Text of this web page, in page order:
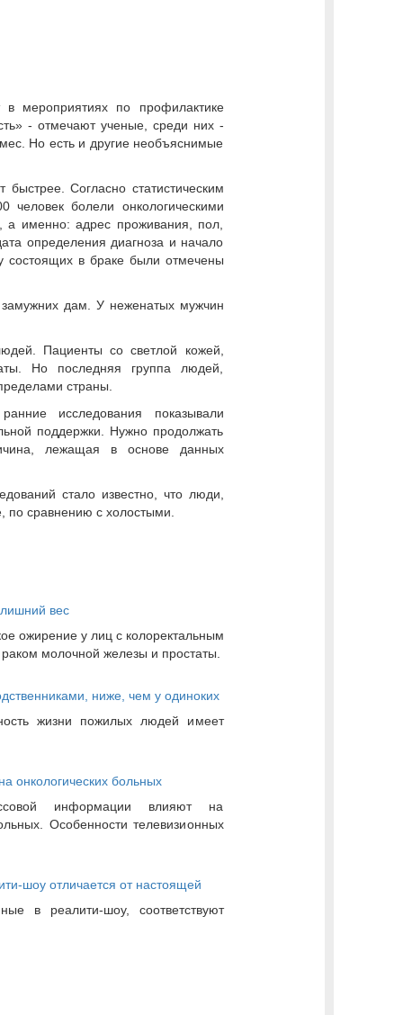
в мероприятиях по профилактике
- отмечают ученые, среди них -
Но есть и другие необъяснимые
Согласно статистическим
болели онкологическими
а именно: адрес проживания, пол,
определения диагноза и начало
состоящих в браке были отмечены
дам. У неженатых мужчин
Пациенты со светлой кожей,
Но последняя группа людей,
страны.
исследования показывали
поддержки. Нужно продолжать
лежащая в основе данных
стало известно, что люди,
по сравнению с холостыми.
вес
ожирение у лиц с колоректальным
молочной железы и простаты.
ниже, чем у одиноких
жизни пожилых людей имеет
онкологических больных
информации влияют на
Особенности телевизионных
шоу отличается от настоящей
в реалити-шоу, соответствуют